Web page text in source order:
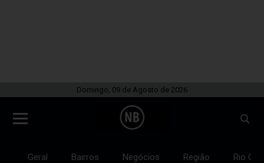
Domingo, 09 de Agosto de 2026
Geral Bairros Negócios Região Rio